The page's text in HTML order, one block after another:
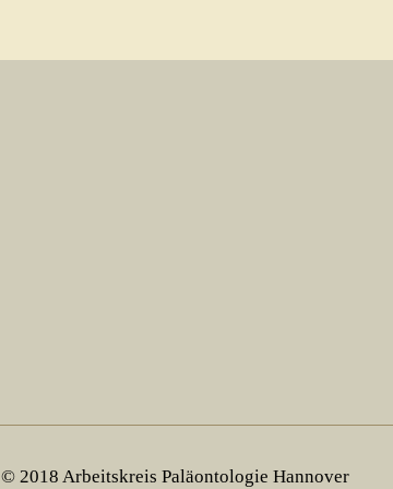
© 2018 Arbeitskreis Paläontologie Hannover